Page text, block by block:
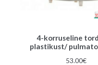
4-korruseline
plastikust/
53.00€